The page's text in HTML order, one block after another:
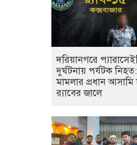
দরিয়ানগরে
দুর্ঘটনায় পর্যটক
মামলার প্রধান আসামি
র‌্যাবের জালে